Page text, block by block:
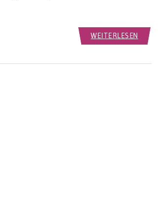
WEITERLESEN